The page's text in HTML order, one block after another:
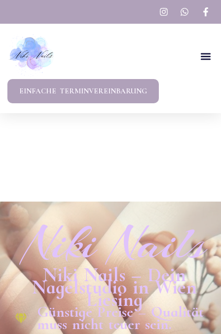
EINFACHE TERMINVEREINBARUNG
Niki Nails
Niki Nails – Dein
Nagelstudio in Wien
Liesing
Günstige Preise – Qualität
muss nicht teuer sein.